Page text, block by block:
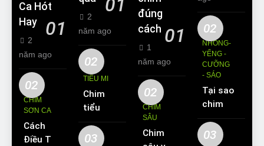
Ca Hót
Hay
01
2
năm ago
02
CHIM
SƠN CA
Cách
Điều Trị
01
2
năm ago
02
TIỂU MI
Chim
tiểu mi
ăn gì?
Kinh
03
đúng
cách 01
1
năm ago
02
CHIM
SÂU
Chim
02
NHỒNG-
YỂNG -
CƯỠNG
- SÁO
Tại sao
chim
Sáo lại
được
03